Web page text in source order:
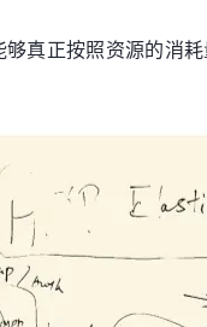
真正按照资源的消